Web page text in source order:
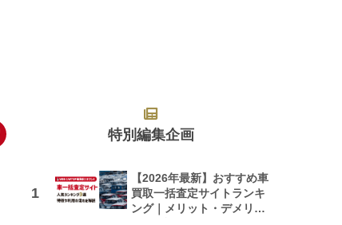
特別編集企画
【2026年最新】おすすめ車
買取一括査定サイトランキ
ング｜メリット・デメリッ